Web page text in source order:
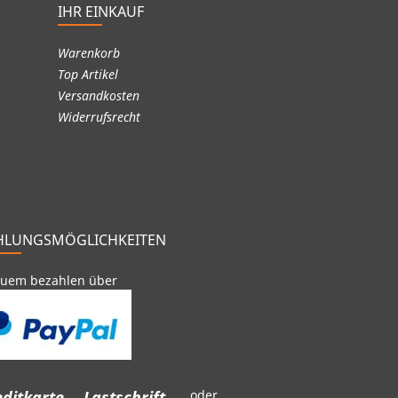
IHR EINKAUF
Warenkorb
Top Artikel
Versandkosten
Widerrufsrecht
bezahlen über